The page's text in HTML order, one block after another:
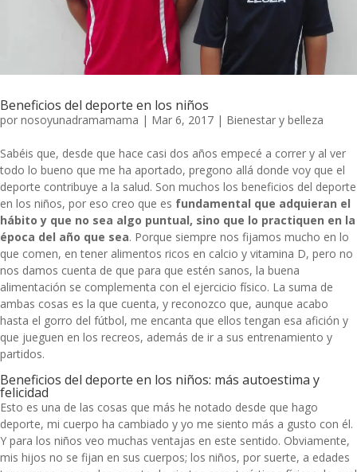
Beneficios del deporte en los niños
por nosoyunadramamama | Mar 6, 2017 | Bienestar y belleza
Sabéis que, desde que hace casi dos años empecé a correr y al ver
todo lo bueno que me ha aportado, pregono allá donde voy que el
deporte contribuye a la salud. Son muchos los beneficios del deporte
en los niños, por eso creo que es fundamental que adquieran el
hábito y que no sea algo puntual, sino que lo practiquen en la
época del año que sea. Porque siempre nos fijamos mucho en lo
que comen, en tener alimentos ricos en calcio y vitamina D, pero no
nos damos cuenta de que para que estén sanos, la buena
alimentación se complementa con el ejercicio físico. La suma de
ambas cosas es la que cuenta, y reconozco que, aunque acabo
hasta el gorro del fútbol, me encanta que ellos tengan esa afición y
que jueguen en los recreos, además de ir a sus entrenamiento y
partidos.
Beneficios del deporte en los niños: más autoestima y
felicidad
Esto es una de las cosas que más he notado desde que hago
deporte, mi cuerpo ha cambiado y yo me siento más a gusto con él.
Y para los niños veo muchas ventajas en este sentido. Obviamente,
mis hijos no se fijan en sus cuerpos; los niños, por suerte, a edades